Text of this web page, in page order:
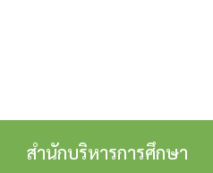
สำนักบริหารการศึกษา